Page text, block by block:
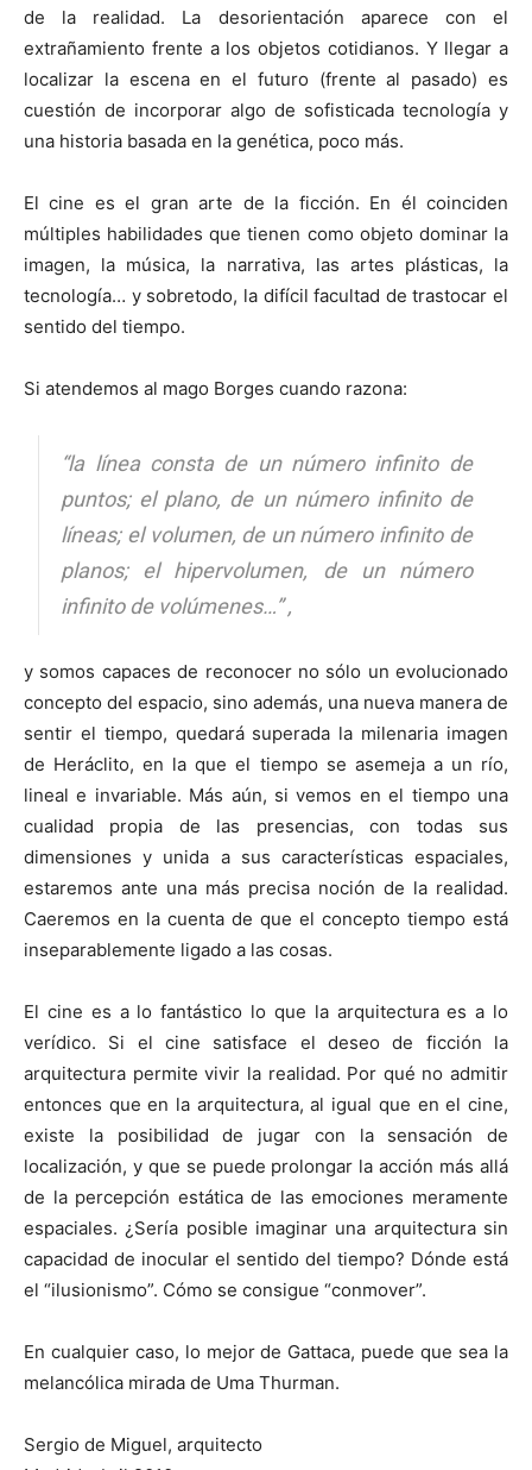
de la realidad. La desorientación aparece con el
extrañamiento frente a los objetos cotidianos. Y llegar a
localizar la escena en el futuro (frente al pasado) es
cuestión de incorporar algo de sofisticada tecnología y
una historia basada en la genética, poco más.
El cine es el gran arte de la ficción. En él coinciden
múltiples habilidades que tienen como objeto dominar la
imagen, la música, la narrativa, las artes plásticas, la
tecnología… y sobretodo, la difícil facultad de trastocar el
sentido del tiempo.
Si atendemos al mago Borges cuando razona:
“la línea consta de un número infinito de
puntos; el plano, de un número infinito de
líneas; el volumen, de un número infinito de
planos; el hipervolumen, de un número
infinito de volúmenes…” ,
y somos capaces de reconocer no sólo un evolucionado
concepto del espacio, sino además, una nueva manera de
sentir el tiempo, quedará superada la milenaria imagen
de Heráclito, en la que el tiempo se asemeja a un río,
lineal e invariable. Más aún, si vemos en el tiempo una
cualidad propia de las presencias, con todas sus
dimensiones y unida a sus características espaciales,
estaremos ante una más precisa noción de la realidad.
Caeremos en la cuenta de que el concepto tiempo está
inseparablemente ligado a las cosas.
El cine es a lo fantástico lo que la arquitectura es a lo
verídico. Si el cine satisface el deseo de ficción la
arquitectura permite vivir la realidad. Por qué no admitir
entonces que en la arquitectura, al igual que en el cine,
existe la posibilidad de jugar con la sensación de
localización, y que se puede prolongar la acción más allá
de la percepción estática de las emociones meramente
espaciales. ¿Sería posible imaginar una arquitectura sin
capacidad de inocular el sentido del tiempo? Dónde está
el “ilusionismo”. Cómo se consigue “conmover”.
En cualquier caso, lo mejor de Gattaca, puede que sea la
melancólica mirada de Uma Thurman.
Sergio de Miguel, arquitecto